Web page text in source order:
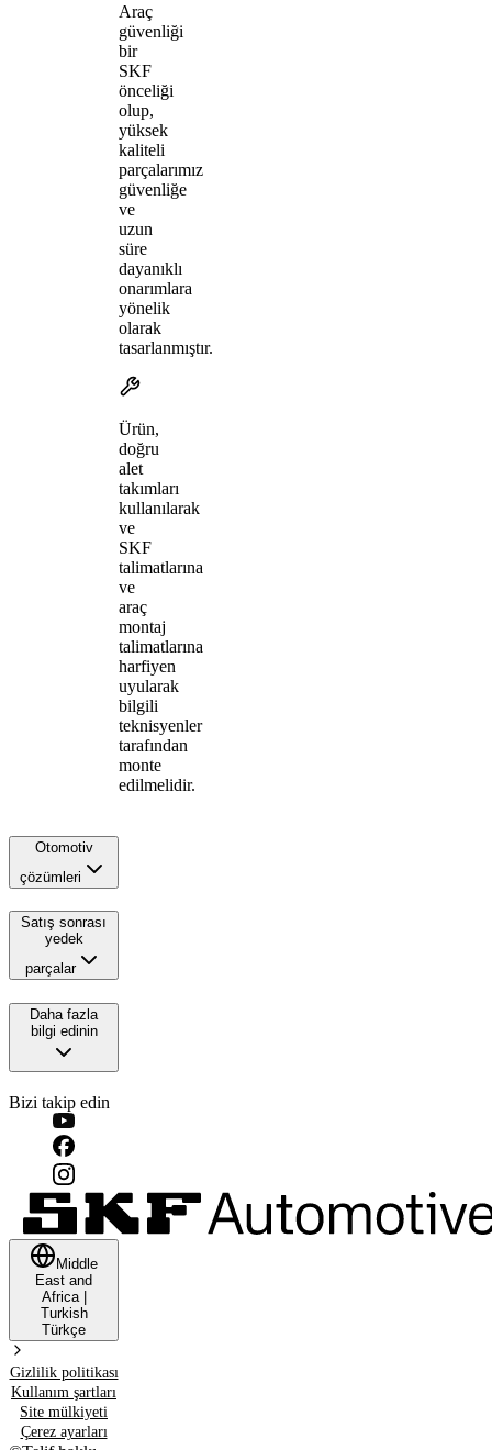
Araç
güvenliği
bir
SKF
önceliği
olup,
yüksek
kaliteli
parçalarımız
güvenliğe
ve
uzun
süre
dayanıklı
onarımlara
yönelik
olarak
tasarlanmıştır.
Ürün,
doğru
alet
takımları
kullanılarak
ve
SKF
talimatlarına
ve
araç
montaj
talimatlarına
harfiyen
uyularak
bilgili
teknisyenler
tarafından
monte
edilmelidir.
Otomotiv
çözümleri
Satış sonrası
yedek
parçalar
Daha fazla
bilgi edinin
Bizi takip edin
Middle
East and
Africa|
Turkish
Türkçe
Gizlilik politikası
Kullanım şartları
Site mülkiyeti
Çerez ayarları